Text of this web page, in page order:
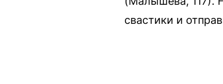
свастики и